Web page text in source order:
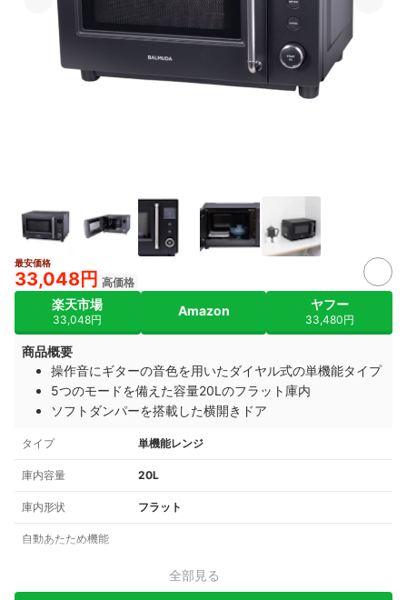
最安価格
33,048円 高価格
楽天市場
33,048円
Amazon ヤフー
33,480円
商品概要
操作音にギターの音色を用いたダイヤル式の単機能タイプ
5つのモードを備えた容量20Lのフラット庫内
ソフトダンパーを搭載した横開きドア
タイプ 単機能レンジ
庫内容量 20L
庫内形状 フラット
自動あたため機能
全部見る